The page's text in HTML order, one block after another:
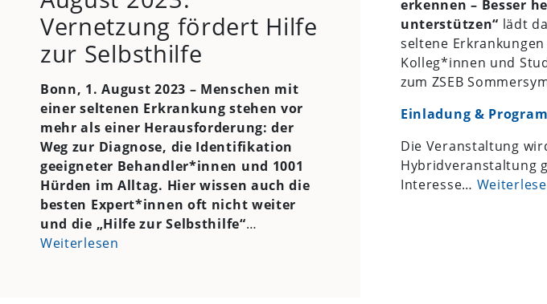
Vernetzung fördert Hilfe
zur Selbsthilfe
Bonn, 1. August 2023 – Menschen mit
einer seltenen Erkrankung stehen vor
mehr als einer Herausforderung: der
Weg zur Diagnose, die Identifikation
geeigneter Behandler*innen und 1001
Hürden im Alltag. Hier wissen auch die
besten Expert*innen oft nicht weiter
und die „Hilfe zur Selbsthilfe“…
Weiterlesen
erkennen – Besser
unterstützen“ lädt
seltene Erkrankungen
Kolleg*innen und
zum ZSEB
Einladung &
Die Veranstaltung
Hybridveranstaltung
Interesse…